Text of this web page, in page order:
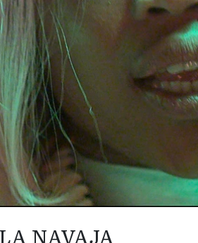
NAVAJA